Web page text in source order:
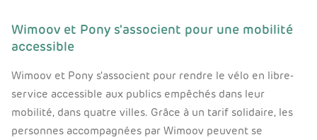
Wimoov et Pony s'associent pour une mobilité
accessible
Wimoov et Pony s'associent pour rendre le vélo en libre-
service accessible aux publics empêchés dans leur
mobilité, dans quatre villes. Grâce à un tarif solidaire, les
personnes accompagnées par Wimoov peuvent se